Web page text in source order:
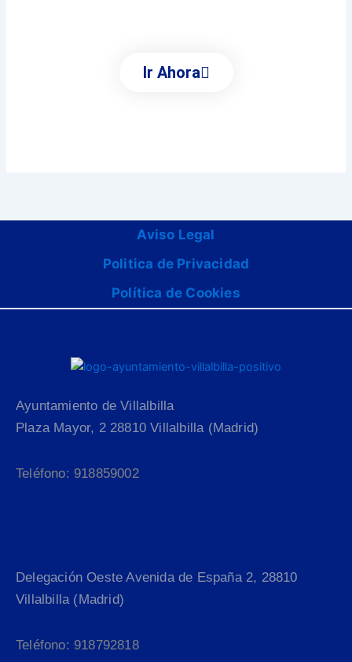
Ir Ahora
Aviso Legal
Politica de Privacidad
Política de Cookies
Ayuntamiento de Villalbilla
Plaza Mayor, 2 28810 Villalbilla (Madrid)
Teléfono: 918859002
Delegación Oeste Avenida de España 2, 28810
Villalbilla (Madrid)
Teléfono: 918792818